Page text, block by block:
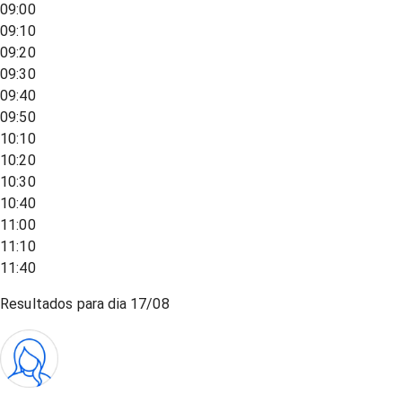
09:00
09:10
09:20
09:30
09:40
09:50
10:10
10:20
10:30
10:40
11:00
11:10
11:40
Resultados para dia 17/08